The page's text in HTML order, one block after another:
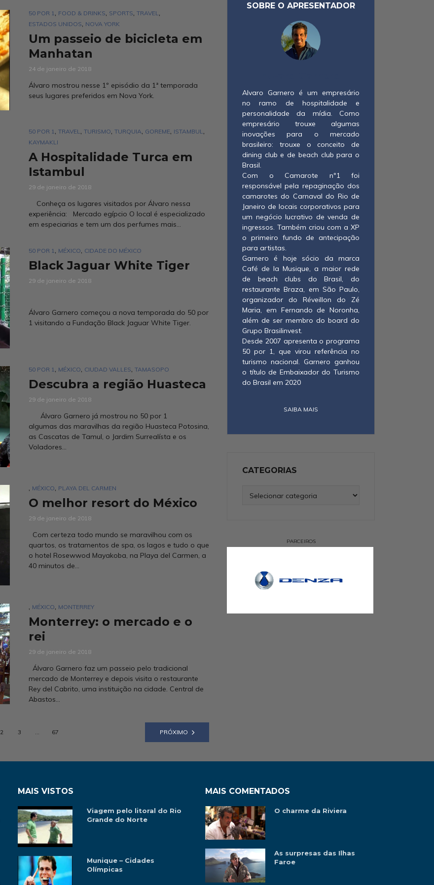
50 POR 1 FOOD & DRINKS SPORTS TRAVEL
ESTADOS UNIDOS NOVA YORK
Um passeio de bicicleta em
Manhatan
24 de janeiro de 2018
Álvaro mostrou nesse 1º episódio da 1ª temporada
seus lugares preferidos em Nova York.
50 POR 1, TRAVEL, TURISMO, TURQUIA, GOREME, ISTAMBUL,
KAYMAKLI
A Hospitalidade Turca em
Istambul
29 de janeiro de 2018
Conheça os lugares visitados por Álvaro nessa
experiência: Mercado egípcio O local é especializado
em especiarias e tem um dos perfumes mais...
50 POR 1, MÉXICO, CIDADE DO MÉXICO
Black Jaguar White Tiger
29 de janeiro de 2018
Álvaro Garnero começou a nova temporada do 50 por
1 visitando a Fundação Black Jaguar White Tiger.
50 POR 1, MÉXICO, CIUDAD VALLES, TAMASOPO
Descubra a região Huasteca
29 de janeiro de 2018
Álvaro Garnero já mostrou no 50 por 1
algumas das maravilhas da região Huasteca Potosina,
as Cascatas de Tamul, o Jardim Surrealísta e os
Voladores...
MÉXICO PLAYA DEL CARMEN
O melhor resort do México
29 de janeiro de 2018
Com certeza todo mundo se maravilhou com os
quartos, os tratamentos de spa, os lagos e tudo o que
o hotel Rosewwod Mayakoba, na Playa del Carmen, a
40 minutos de...
MÉXICO MONTERREY
Monterrey: o mercado e o
rei
29 de janeiro de 2018
Álvaro Garnero faz um passeio pelo tradicional
mercado de Monterrey e depois visita o restaurante
Rey del Cabrito, uma instituição na cidade. Central de
Abastos...
2 3 67 PRÓXIMO
SOBRE O APRESENTADOR
Alvaro Garnero é um empresário
no ramo de hospitalidade e
personalidade da mídia. Como
empresário trouxe algumas
inovações para o mercado
brasileiro: trouxe o conceito de
dining club e de beach club para o
Brasil.
Com o Camarote nº1 foi
responsável pela repaginação dos
camarotes do Carnaval do Rio de
Janeiro de locais corporativos para
um negócio lucrativo de venda de
ingressos. Também criou com a XP
o primeiro fundo de antecipação
para artistas.
Garnero é hoje sócio da marca
Café de la Musique, a maior rede
de beach clubs do Brasil, do
restaurante Braza, em São Paulo,
organizador do Réveillon do Zé
Maria, em Fernando de Noronha,
além de ser membro do board do
Grupo Brasilinvest.
Desde 2007 apresenta o programa
50 por 1, que virou referência no
turismo nacional. Garnero ganhou
o título de Embaixador do Turismo
do Brasil em 2020
SAIBA MAIS
CATEGORIAS
PARCEIROS
MAIS VISTOS
Viagem pelo litoral do Rio
Grande do Norte
Munique – Cidades
Olímpicas
MAIS COMENTADOS
O charme da Riviera
As surpresas das Ilhas
Faroe